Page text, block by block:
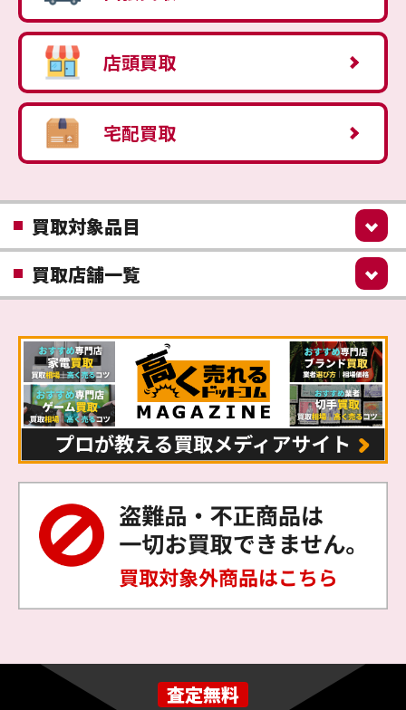
店頭買取
宅配買取
買取対象品目
買取店舗一覧
査定無料